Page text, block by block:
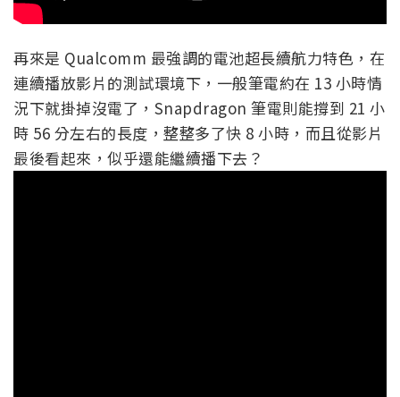
再來是 Qualcomm 最強調的電池超長續航力特色，在
連續播放影片的測試環境下，一般筆電約在 13 小時情
況下就掛掉沒電了，Snapdragon 筆電則能撐到 21 小
時 56 分左右的長度，整整多了快 8 小時，而且從影片
最後看起來，似乎還能繼續播下去？